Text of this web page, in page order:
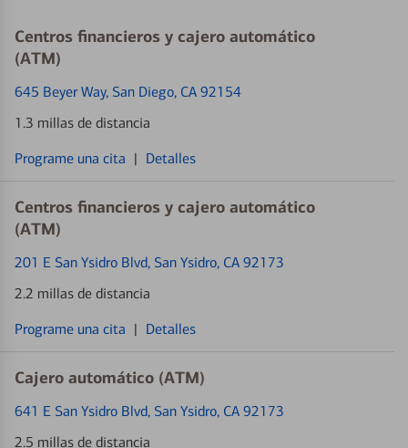
Centros financieros y cajero automático
(ATM)
645 Beyer Way, San Diego, CA 92154
1.3 millas de distancia
Programe una cita | Detalles
Centros financieros y cajero automático
(ATM)
201 E San Ysidro Blvd, San Ysidro, CA 92173
2.2 millas de distancia
Programe una cita | Detalles
Cajero automático (ATM)
641 E San Ysidro Blvd, San Ysidro, CA 92173
2.5 millas de distancia